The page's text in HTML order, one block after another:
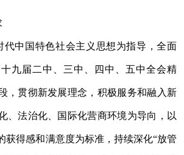
代中国特色社会主义思想为指导，全面
九届二中、三中、四中、五中全会精
，贯彻新发展理念，积极服务和融入新
、法治化、国际化营商环境为导向，以
获得感和满意度为标准，持续深化“放管